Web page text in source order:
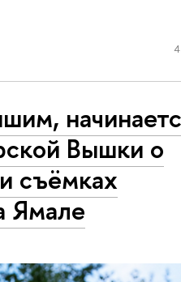
Вышки о
съёмках
Ямале